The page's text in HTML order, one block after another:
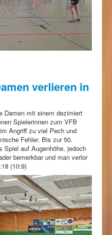
verlieren in
Damen mit einem dezimiert
Spielerinnen zum VFB
Angriff zu viel Pech und
Fehler. Bis zur 50.
Spiel auf Augenhöhe, jedoch
bemerkbar und man verlor
(10:9)